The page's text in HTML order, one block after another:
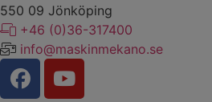
​​​​​​​550 09 Jönköping
+46 (0)36-317400
info@maskinmekano.se